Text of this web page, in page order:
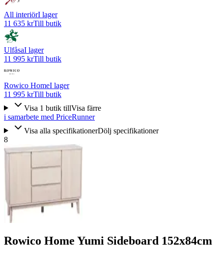
All interiörI lager
11 635 krTill butik
UlfåsaI lager
11 995 krTill butik
Rowico HomeI lager
11 995 krTill butik
Visa 1 butik tillVisa färre
i samarbete med PriceRunner
Visa alla specifikationerDölj specifikationer
8
Rowico Home Yumi Sideboard 152x84cm